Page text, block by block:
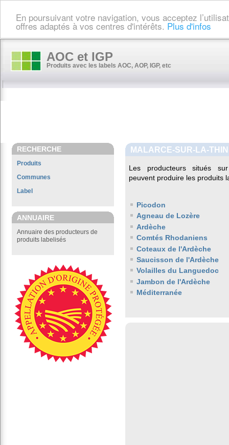
En poursuivant votre navigation, vous acceptez
offres adaptés à vos centres d'intérêts. Plus d'infos
AOC et IGP
Produits avec les labels AOC, AOP, IGP, etc
RECHERCHE
Produits
Communes
Label
ANNUAIRE
Annuaire des producteurs de
produits labelisés
MALARCE-SUR-LA-
Les producteurs situés
peuvent produire les produits
Picodon
Agneau de Lozère
Ardèche
Comtés Rhodaniens
Coteaux de l'Ardèche
Saucisson de l'Ardèche
Volailles du Languedoc
Jambon de l'Ardèche
Méditerranée